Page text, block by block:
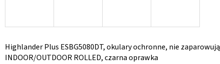
Highlander Plus ESBG5080DT, okulary ochronne, nie
INDOOR/OUTDOOR ROLLED, czarna oprawka